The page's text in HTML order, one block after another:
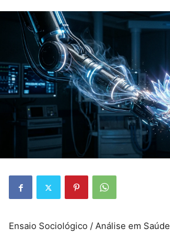
Ensaio Sociológico / Análise em Saúde